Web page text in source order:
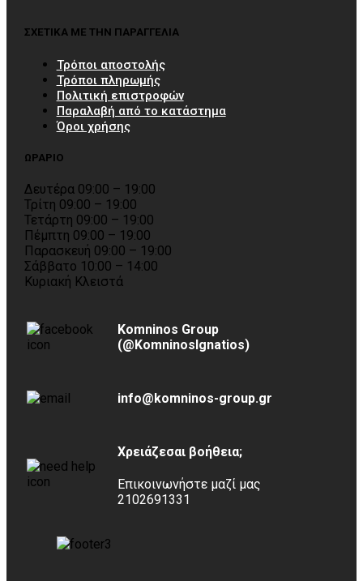
ΣΧΕΤΙΚΑ ΜΕ ΤΗΝ ΠΑΡΑΓΓΕΛΙΑ
Τρόποι αποστολής
Τρόποι πληρωμής
Πολιτική επιστροφών
Παραλαβή από το κατάστημα
Όροι χρήσης
ΩΡΑΡΙΟ
Δευτέρα 09:00 – 19:00
Τρίτη 09:00 – 19:00
Τετάρτη 09:00 – 19:00
Πέμπτη 09:00 – 19:00
Παρασκευή 09:00 – 19:00
Σάββατο 10:00 – 14:00
Κυριακή Κλειστά
Komninos Group
(@KomninosIgnatios)
info@komninos-group.gr
Χρειάζεσαι βοήθεια;
Επικοινωνήστε μαζί μας
2102691331